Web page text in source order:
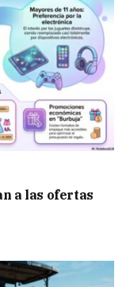
a las ofertas